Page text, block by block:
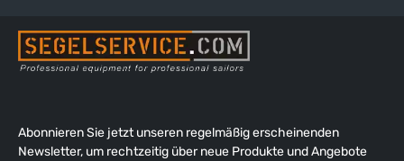
Abonnieren Sie jetzt unseren regelmäßig erscheinenden
Newsletter, um rechtzeitig über neue Produkte und Angebote